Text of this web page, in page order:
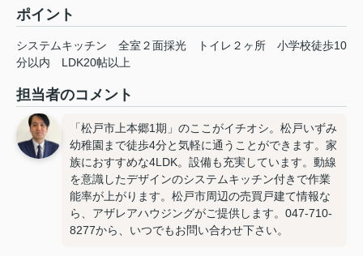
ポイント
システムキッチン 全室２面採光 トイレ２ヶ所
小学校徒歩10
分以内
LDK20帖以上
担当者のコメント
「松戸市上本郷1期」のここがイチオシ。松戸いずみ
幼稚園まで徒歩4分と気軽に通うことができます。家
族におすすめな4LDK。設備も充実しています。動線
を意識したデザインのシステムキッチン付きで作業
能率が上がります。松戸市周辺の売買戸建て情報な
ら、アザレアハウジングがご提供します。047-710-
8277から、いつでもお問い合わせ下さい。